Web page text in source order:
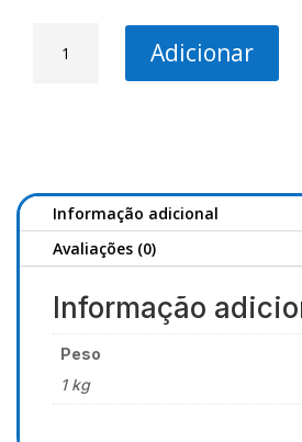
Adicionar
Informação adicional
Avaliações (0)
Informação
Peso
1 kg